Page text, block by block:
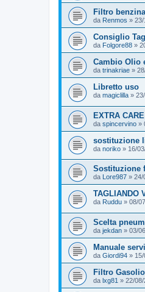
Filtro benzina
da Renmos » 23/
Consiglio
da Folgore88 »
Cambio Olio
da trinakriae »
Libretto uso
da magiclilla »
EXTRA
da spincervino »
sostituzione
da noriko » 16/
Sostituzione
da Lore987 » 24/
TAGLIANDO
da Ruddu » 08/
Scelta
da jekdan » 03/
Manuale
da Giordi94 »
Filtro
da lxg81 » 22/08/